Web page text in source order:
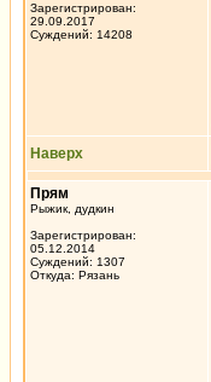
Зарегистрирован:
29.09.2017
Суждений: 14208
Наверх
Прям
Рыжик, дудкин
Зарегистрирован:
05.12.2014
Суждений: 1307
Откуда: Рязань